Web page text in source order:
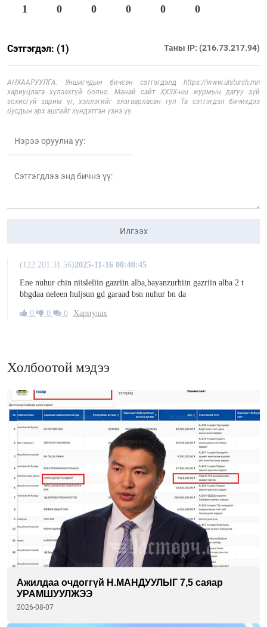
1 0 0 0 0 0
Сэтгэгдэл: (1) Таны IP: (216.73.217.94)
АНХААРУУЛГА: Уншигчдын бичсэн сэтгэгдэлд https://www.ulsturch.mn
хариуцлага хүлээхгүй болно. Манай сайт ХХЗХ-ны журмын дагуу зүй
зохисгүй зарим үг, хэллэгийг хязгаарласан тул Та сэтгэгдэл бичихдээ
бусдын эрх ашгийг хүндэтгэн үзнэ үү.
Илгээх
(122.201.31.56)2025-11-16 00:40:45
Ene nuhur chin niisleliin gazriin alba,bayanzurhiin gazriin alba 2 t
bhgdaa neleen huljsun gd garaad bsn nuhur bn da
0 0 0 Хариулах
Холбоотой мэдээ
Ажилдаа очдоггүй Н.МАНДУУЛЫГ 7,5 саяар
УРАМШУУЛЖЭЭ
2026-08-07